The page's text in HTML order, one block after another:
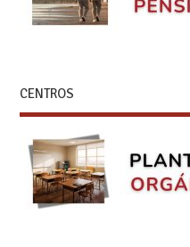
CENTROS